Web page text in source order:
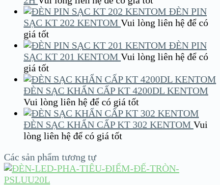
ĐÈN PIN
SẠC KT 202 KENTOM Vui lòng liên hệ để có
giá tốt
ĐÈN PIN
SẠC KT 201 KENTOM Vui lòng liên hệ để có
giá tốt
ĐÈN SẠC KHẨN CẤP KT 4200DL KENTOM
Vui lòng liên hệ để có giá tốt
ĐÈN SẠC KHẨN CẤP KT 302 KENTOM Vui
lòng liên hệ để có giá tốt
Các sản phẩm tương tự